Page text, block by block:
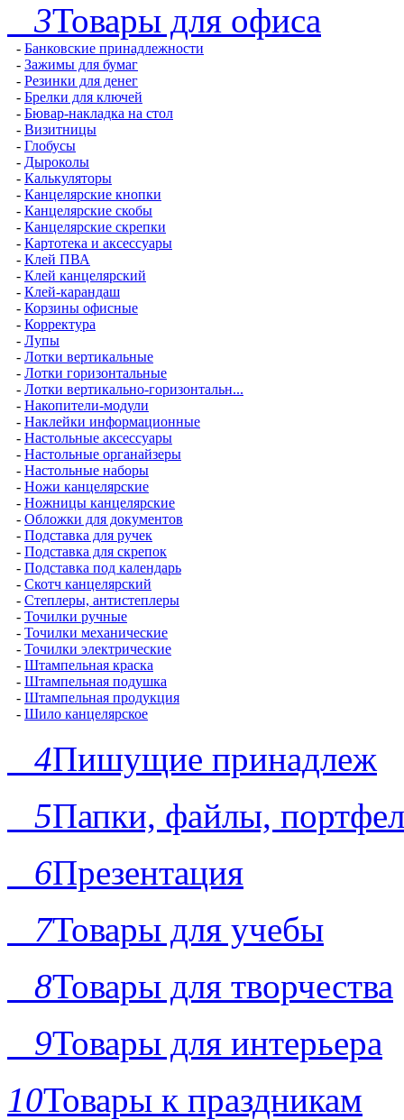
3Товары для офиса
- Банковские принадлежности
- Зажимы для бумаг
- Резинки для денег
- Брелки для ключей
- Бювар-накладка на стол
- Визитницы
- Глобусы
- Дыроколы
- Калькуляторы
- Канцелярские кнопки
- Канцелярские скобы
- Канцелярские скрепки
- Картотека и аксессуары
- Клей ПВА
- Клей канцелярский
- Клей-карандаш
- Корзины офисные
- Корректура
- Лупы
- Лотки вертикальные
- Лотки горизонтальные
- Лотки вертикально-горизонтальн...
- Накопители-модули
- Наклейки информационные
- Настольные аксессуары
- Настольные органайзеры
- Настольные наборы
- Ножи канцелярские
- Ножницы канцелярские
- Обложки для документов
- Подставка для ручек
- Подставка для скрепок
- Подставка под календарь
- Скотч канцелярский
- Степлеры, антистеплеры
- Точилки ручные
- Точилки механические
- Точилки электрические
- Штампельная краска
- Штампельная подушка
- Штампельная продукция
- Шило канцелярское
4Пишущие принадлеж
5Папки, файлы,
6Презентация
7Товары для учебы
8Товары для творчества
9Товары для интерьера
10Товары к праздникам